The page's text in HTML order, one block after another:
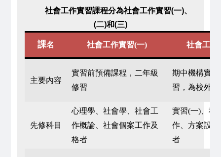
​社會工作實習課程分為社會工作實習(一)、
(二)和(三)
課名 社會工作實習(一) 社會工作
主要內容
實習前預備課程，二年級
修習
期中機構實
習，為校外
先修科目
心理學、社會學、社會工
作概論、社會個案工作及
格者
實習(一)、社
作、方案設
者